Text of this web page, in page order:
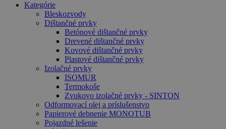
Kategórie
Bleskozvody
Dištančné prvky
Betónové dištančné prvky
Drevené dištančné prvky
Kovové dištančné prvky
Plastové dištančné prvky
Izolačné prvky
ISOMUR
Termokoše
Zvukovo izolačné prvky - SINTON
Odformovací olej a príslušenstvo
Papierové debnenie MONOTUB
Pojazdné lešenie